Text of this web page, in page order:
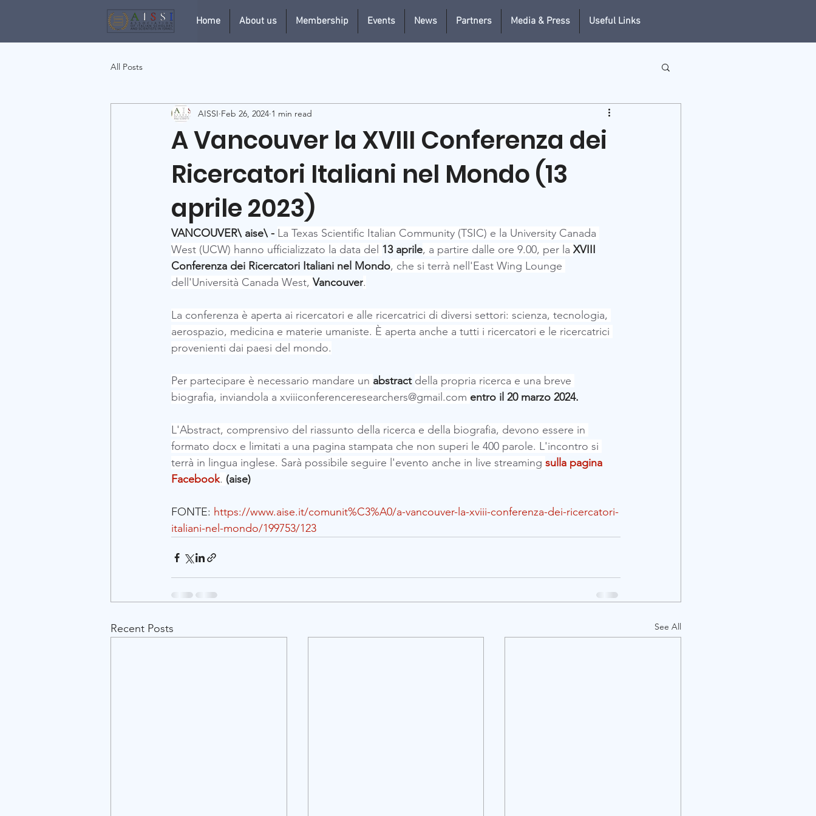
Home About us Membership Events News Partners Media & Press Useful Links
All Posts
A Vancouver la XVIII Conferenza dei
Ricercatori Italiani nel Mondo (13
aprile 2023)
AISSI Feb 26, 2024 1 min read
VANCOUVER\ aise\ - La Texas Scientific Italian Community (TSIC) e la University Canada
West (UCW) hanno ufficializzato la data del 13 aprile, a partire dalle ore 9.00, per la XVIII
Conferenza dei Ricercatori Italiani nel Mondo, che si terrà nell'East Wing Lounge
dell'Università Canada West, Vancouver.
La conferenza è aperta ai ricercatori e alle ricercatrici di diversi settori: scienza, tecnologia,
aerospazio, medicina e materie umaniste. È aperta anche a tutti i ricercatori e le ricercatrici
provenienti dai paesi del mondo.
Per partecipare è necessario mandare un abstract della propria ricerca e una breve
biografia, inviandola a xviiiconferenceresearchers@gmail.com entro il 20 marzo 2024.
L'Abstract, comprensivo del riassunto della ricerca e della biografia, devono essere in
formato docx e limitati a una pagina stampata che non superi le 400 parole. L'incontro si
terrà in lingua inglese. Sarà possibile seguire l'evento anche in live streaming sulla pagina
Facebook. (aise)
FONTE: https://www.aise.it/comunit%C3%A0/a-vancouver-la-xviii-conferenza-dei-ricercatori-
italiani-nel-mondo/199753/123
Recent Posts See All